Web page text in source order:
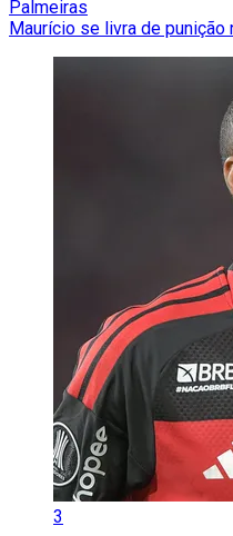
Palmeiras
Maurício se livra de punição
3